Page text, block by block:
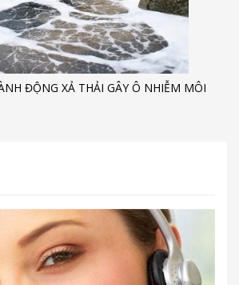
ĐỘNG XẢ THẢI GÂY Ô NHIỄM MÔI